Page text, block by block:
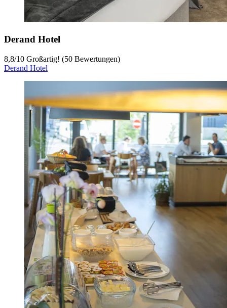
Derand Hotel
8,8/10 Großartig! (50 Bewertungen)
Derand Hotel